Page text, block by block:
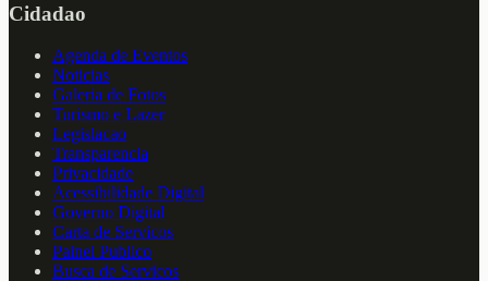
Cidadao
Agenda de Eventos
Noticias
Galeria de Fotos
Turismo e Lazer
Legislacao
Transparencia
Privacidade
Acessibilidade Digital
Governo Digital
Carta de Servicos
Painel Publico
Busca de Servicos